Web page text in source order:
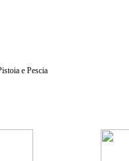
e Pescia